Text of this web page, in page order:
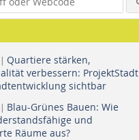
Quartiere stärken,
verbessern: ProjektStadt
sichtbar
Blau-Grünes Bauen: Wie
und
Räume aus?